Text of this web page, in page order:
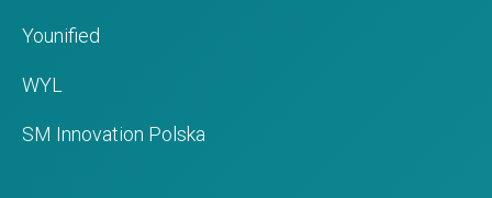
Younified
WYL
SM Innovation Polska